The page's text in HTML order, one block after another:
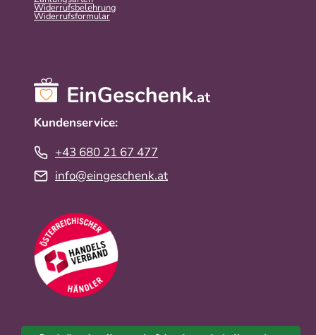
Widerrufsbelehrung
Widerrufs­formular
Kundenservice:
+43 680 21 67 477
info@eingeschenk.at